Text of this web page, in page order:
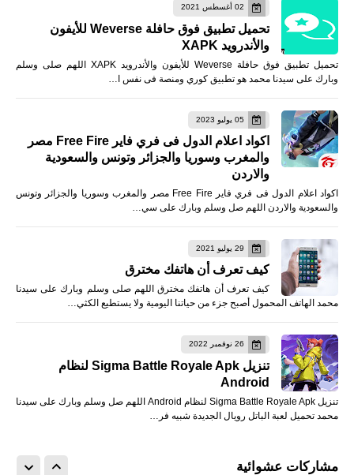
02 أغسطس 2021
تحميل تطبيق فوق حافلة Weverse للأيفون
والأندرويد XAPK
تحميل تطبيق فوق حافلة Weverse للأيفون والأندرويد XAPK اللهم صلى وسلم
وبارك على سيدنا محمد هو تطبيق كوري ومنصة فى نفس ا…
05 يوليو 2023
اكواد اعلام الدول فى فري فاير Free Fire مصر
والمغرب وسوريا والجزائر وتونس والسعودية
والاردن
اكواد اعلام الدول فى فري فاير Free Fire مصر والمغرب وسوريا والجزائر وتونس
والسعودية والاردن اللهم صل وسلم وبارك على سي…
29 يوليو 2021
كيف تعرف أن هاتفك مخترق
كيف تعرف أن هاتفك مخترق اللهم صلى وسلم وبارك على سيدنا
محمد الهاتف المحمول أصبح جزء من حياتنا اليومية ولا يستطيع الكثي…
26 نوفمبر 2022
تنزيل Sigma Battle Royale Apk لنظام
Android
تنزيل Sigma Battle Royale Apk لنظام Android اللهم صل وسلم وبارك على سيدنا
محمد تحميل لعبة الباتل رويال الجديدة شبيه فر…
مشاركات عشوائية